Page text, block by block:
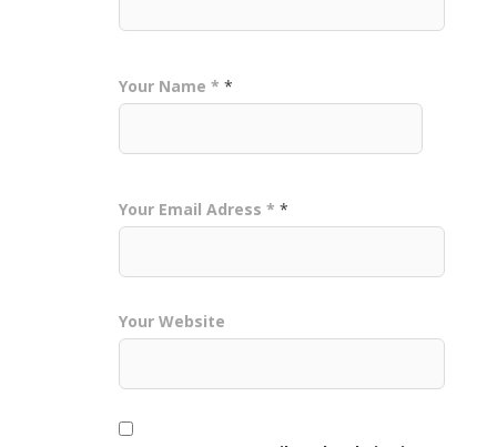
Your Name * *
Your Email Adress * *
Your Website